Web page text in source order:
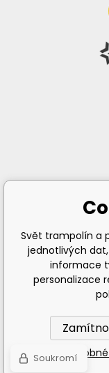
Svět trampolín a
jednotlivých
informace
personalizace
Soukromí